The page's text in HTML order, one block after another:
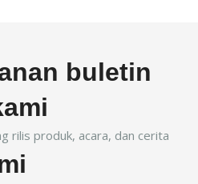
buletin
rilis produk, acara, dan cerita